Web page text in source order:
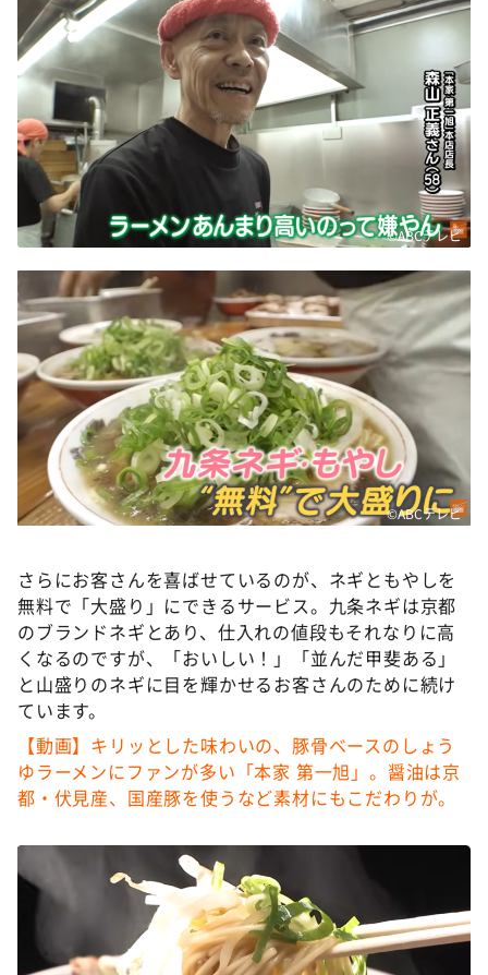
©ABCテレビ
©ABCテレビ
さらにお客さんを喜ばせているのが、ネギともやしを
無料で「大盛り」にできるサービス。九条ネギは京都
のブランドネギとあり、仕入れの値段もそれなりに高
くなるのですが、「おいしい！」「並んだ甲斐ある」
と山盛りのネギに目を輝かせるお客さんのために続け
ています。
【動画】キリッとした味わいの、豚骨ベースのしょう
ゆラーメンにファンが多い「本家 第一旭」。醤油は京
都・伏見産、国産豚を使うなど素材にもこだわりが。